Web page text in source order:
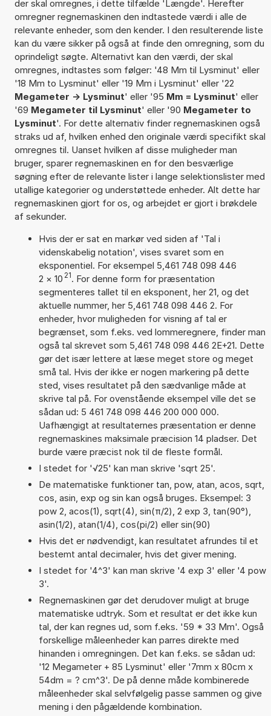
der skal omregnes, i dette tilfælde 'Længde'. Herefter
omregner regnemaskinen den indtastede værdi i alle de
relevante enheder, som den kender. I den resulterende liste
kan du være sikker på også at finde den omregning, som du
oprindeligt søgte. Alternativt kan den værdi, der skal
omregnes, indtastes som følger: '48 Mm til Lysminut' eller
'18 Mm to Lysminut' eller '19 Mm i Lysminut' eller '22
Megameter -> Lysminut' eller '95 Mm = Lysminut' eller
'69 Megameter til Lysminut' eller '90 Megameter to
Lysminut'. For dette alternativ finder regnemaskinen også
straks ud af, hvilken enhed den originale værdi specifikt skal
omregnes til. Uanset hvilken af disse muligheder man
bruger, sparer regnemaskinen en for den besværlige
søgning efter de relevante lister i lange selektionslister med
utallige kategorier og understøttede enheder. Alt dette har
regnemaskinen gjort for os, og arbejdet er gjort i brøkdele
af sekunder.
Hvis der er sat en markør ved siden af 'Tal i
videnskabelig notation', vises svaret som en
eksponentiel. For eksempel 5,461 748 098 446
2 × 10 21. For denne form for præsentation
segmenteres tallet til en eksponent, her 21, og det
aktuelle nummer, her 5,461 748 098 446 2. For
enheder, hvor muligheden for visning af tal er
begrænset, som f.eks. ved lommeregnere, finder man
også tal skrevet som 5,461 748 098 446 2E+21. Dette
gør det især lettere at læse meget store og meget
små tal. Hvis der ikke er nogen markering på dette
sted, vises resultatet på den sædvanlige måde at
skrive tal på. For ovenstående eksempel ville det se
sådan ud: 5 461 748 098 446 200 000 000.
Uafhængigt at resultaternes præsentation er denne
regnemaskines maksimale præcision 14 pladser. Det
burde være præcist nok til de fleste formål.
I stedet for '√25' kan man skrive 'sqrt 25'.
De matematiske funktioner tan, pow, atan, acos, sqrt,
cos, asin, exp og sin kan også bruges. Eksempel: 3
pow 2, acos(1), sqrt(4), sin(π/2), 2 exp 3, tan(90°),
asin(1/2), atan(1/4), cos(pi/2) eller sin(90)
Hvis det er nødvendigt, kan resultatet afrundes til et
bestemt antal decimaler, hvis det giver mening.
I stedet for '4^3' kan man skrive '4 exp 3' eller '4 pow
3'.
Regnemaskinen gør det derudover muligt at bruge
matematiske udtryk. Som et resultat er det ikke kun
tal, der kan regnes ud, som f.eks. '59 * 33 Mm'. Også
forskellige måleenheder kan parres direkte med
hinanden i omregningen. Det kan f.eks. se sådan ud:
'12 Megameter + 85 Lysminut' eller '7mm x 80cm x
54dm = ? cm^3'. De på denne måde kombinerede
måleenheder skal selvfølgelig passe sammen og give
mening i den pågældende kombination.